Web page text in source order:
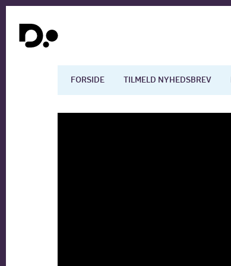
FORSIDE TILMELD NYHEDSBREV